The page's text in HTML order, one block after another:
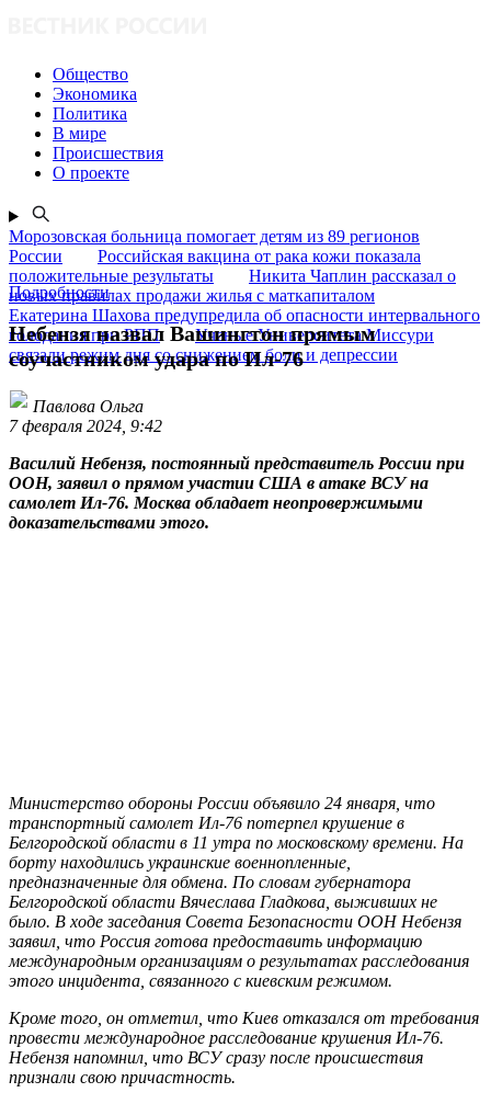
Общество
Экономика
Политика
В мире
Происшествия
О проекте
Морозовская больница помогает детям из 89 регионов
России
Российская вакцина от рака кожи показала
положительные результаты
Никита Чаплин рассказал о
новых правилах продажи жилья с маткапиталом
Екатерина Шахова предупредила об опасности интервального
голодания при РПП
Ученые Университета Миссури
связали режим дня со снижением боли и депрессии
Подробности
Небензя назвал Вашингтон прямым
соучастником удара по Ил-76
Павлова Ольга
7 февраля 2024, 9:42
Василий Небензя, постоянный представитель России при
ООН, заявил о прямом участии США в атаке ВСУ на
самолет Ил-76. Москва обладает неопровержимыми
доказательствами этого.
Министерство обороны России объявило 24 января, что
транспортный самолет Ил-76 потерпел крушение в
Белгородской области в 11 утра по московскому времени. На
борту находились украинские военнопленные,
предназначенные для обмена. По словам губернатора
Белгородской области Вячеслава Гладкова, выживших не
было. В ходе заседания Совета Безопасности ООН Небензя
заявил, что Россия готова предоставить информацию
международным организациям о результатах расследования
этого инцидента, связанного с киевским режимом.
Кроме того, он отметил, что Киев отказался от требования
провести международное расследование крушения Ил-76.
Небензя напомнил, что ВСУ сразу после происшествия
признали свою причастность.